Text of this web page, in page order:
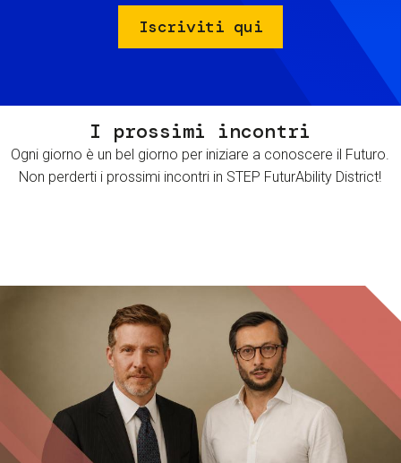
Iscriviti qui
I prossimi incontri
Ogni giorno è un bel giorno per iniziare a conoscere il Futuro.
Non perderti i prossimi incontri in STEP FuturAbility District!